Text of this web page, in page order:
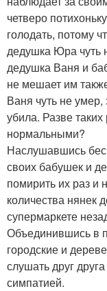
четверо
голодать, потому
дедушка Юра чуть
дедушка Ваня и
не мешает им
Ваня чуть не умер,
убила. Разве
нормальными?
Наслушавшись
своих бабушек и
помирить их раз и
количества нянек
супермаркете
Объединившись в
городские и
слушать друг
симпатией.